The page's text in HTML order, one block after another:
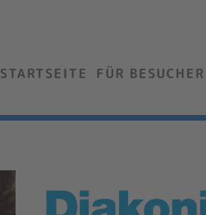
STARTSEITE FÜR BESUCHER